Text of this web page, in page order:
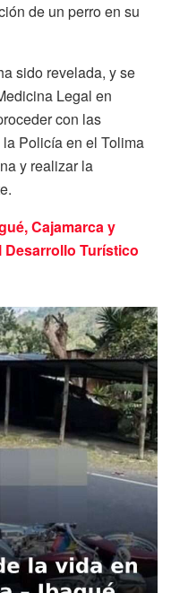
de un perro en su
sido revelada, y se
Legal en
con las
Policía en el Tolima
y realizar la
Cajamarca y
Desarrollo Turístico